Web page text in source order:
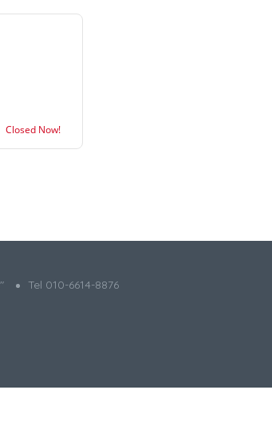
Closed Now!
Tel 010-6614-8876